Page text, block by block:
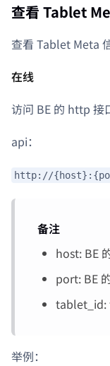
查看 Tablet
查看 Tablet Meta
在线
访问 BE 的 http 接
api：
http://
备注
host: BE
port: BE
tablet_id:
举例：